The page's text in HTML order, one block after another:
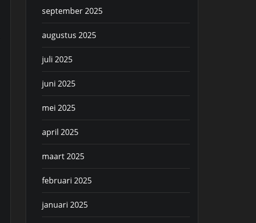
september 2025
augustus 2025
juli 2025
juni 2025
mei 2025
april 2025
maart 2025
februari 2025
januari 2025